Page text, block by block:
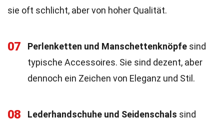
sie oft schlicht, aber von hoher Qualität.
07 Perlenketten und Manschettenknöpfe sind
typische Accessoires. Sie sind dezent, aber
dennoch ein Zeichen von Eleganz und Stil.
08 Lederhandschuhe und Seidenschals sind